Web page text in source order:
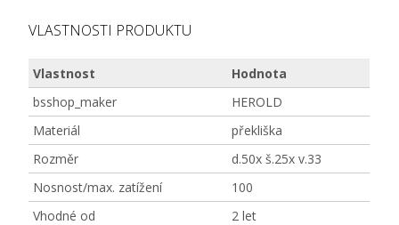
VLASTNOSTI PRODUKTU
Vlastnost
Hodnota
bsshop_maker
HEROLD
Materiál
překliška
Rozměr
d.50x š.25x v.33
Nosnost/max. zatížení
100
Vhodné od
2 let